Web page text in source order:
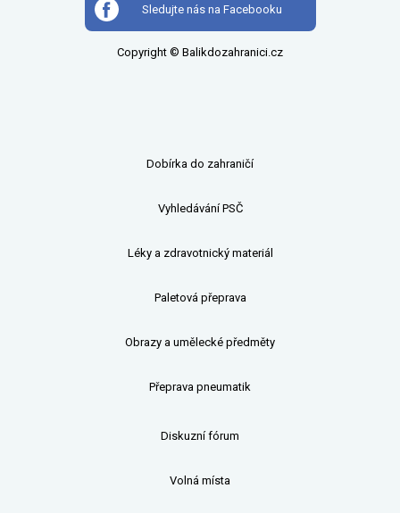
Sledujte nás na Facebooku
Copyright © Balikdozahranici.cz
Dobírka do zahraničí
Vyhledávání PSČ
Léky a zdravotnický materiál
Paletová přeprava
Obrazy a umělecké předměty
Přeprava pneumatik
Diskuzní fórum
Volná místa